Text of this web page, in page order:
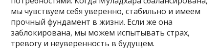
мы чувствуем себя уверенно, стабильно и имеем
прочный фундамент в жизни. Если же она
заблокирована, мы можем испытывать страх,
тревогу и неуверенность в будущем.